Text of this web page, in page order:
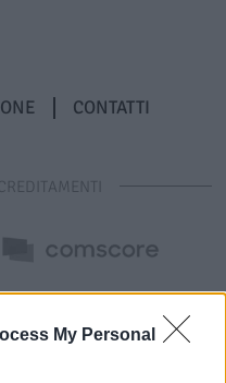
My Personal
CONTATTI